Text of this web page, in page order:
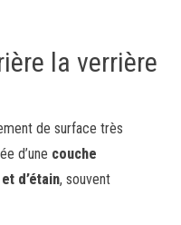
la verrière
de surface très
d’une couche
d’étain, souvent